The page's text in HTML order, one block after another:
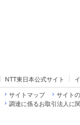
NTT東日本公式サイト
サイトマップ サイト
調達に係るお取引法人に